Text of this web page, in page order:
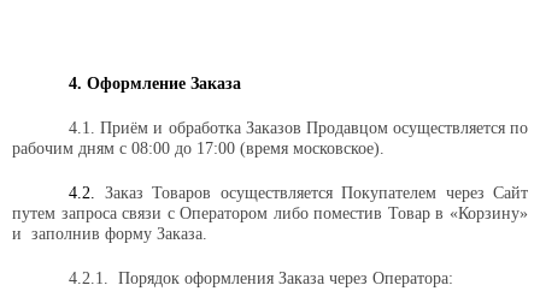
4. Оформление Заказа
4.1. Приём и обработка Заказов Продавцом осуществляется по
рабочим дням с 08:00 до 17:00 (время московское).
4.2. Заказ Товаров осуществляется Покупателем через Сайт
путем запроса связи с Оператором либо поместив Товар в «Корзину»
и заполнив форму Заказа.
4.2.1. Порядок оформления Заказа через Оператора: